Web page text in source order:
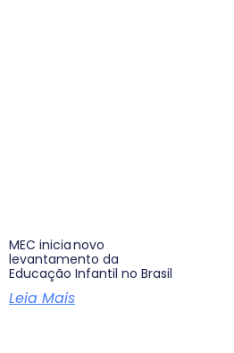
MEC inicia novo
levantamento da
Educação Infantil no Brasil
Leia Mais